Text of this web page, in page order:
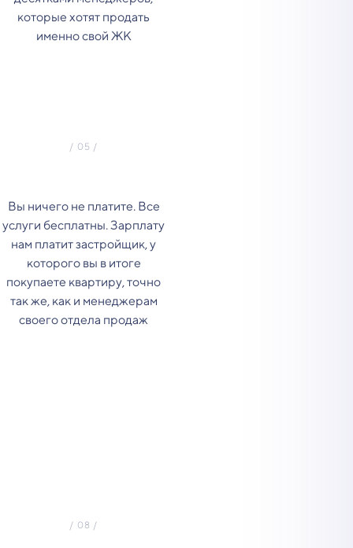
которые хотят продать
именно свой ЖК
Вы ничего не платите. Все
услуги бесплатны. Зарплату
нам платит застройщик, у
которого вы в итоге
покупаете квартиру, точно
так же, как и менеджерам
своего отдела продаж